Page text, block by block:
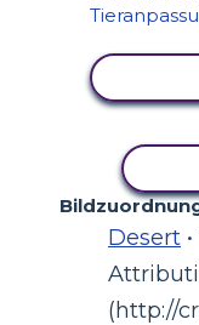
Desert
(http://